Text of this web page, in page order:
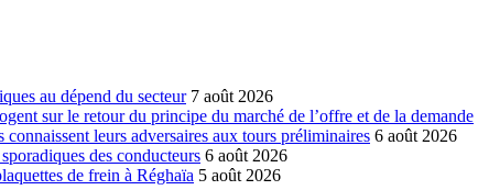
au dépend du secteur 7 août 2026
sur le retour du principe du marché de l’offre et de la demande
leurs adversaires aux tours préliminaires 6 août 2026
des conducteurs 6 août 2026
de frein à Réghaïa 5 août 2026